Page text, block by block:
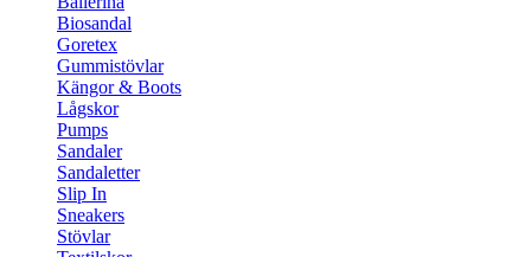
Biosandal
Goretex
Gummistövlar
Kängor & Boots
Lågskor
Pumps
Sandaler
Sandaletter
Slip In
Sneakers
Stövlar